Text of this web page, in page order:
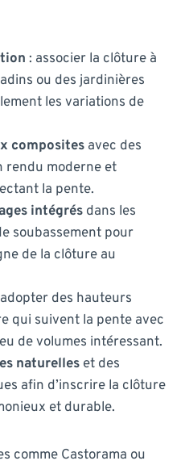
: associer la clôture à
ou des jardinières
les variations de
composites avec des
rendu moderne et
la pente.
intégrés dans les
soubassement pour
de la clôture au
des hauteurs
qui suivent la pente avec
de volumes intéressant.
naturelles et des
afin d’inscrire la clôture
et durable.
comme Castorama ou